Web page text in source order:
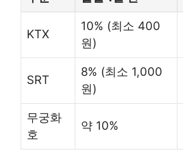
KTX
10% (최소 400
원)
SRT
8% (최소 1,000
원)
무궁화
호
약 10%